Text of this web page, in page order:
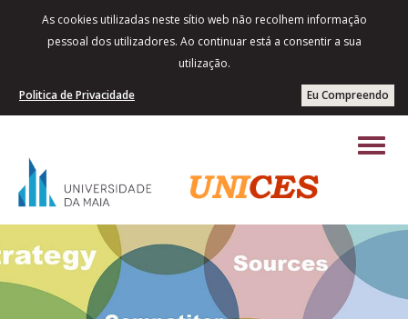
As cookies utilizadas neste sítio web não recolhem informação
pessoal dos utilizadores. Ao continuar está a consentir a sua
utilização.
Eu Compreendo
Politica de Privacidade